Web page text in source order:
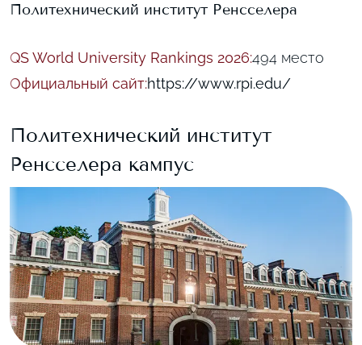
Политехнический институт Ренсселера
QS World University Rankings 2026:494 место
Официальный сайт:https://www.rpi.edu/
Политехнический институт
Ренсселера кампус